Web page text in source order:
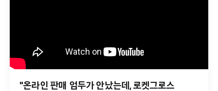
"온라인 판매 엄두가 안났는데, 로켓그로스